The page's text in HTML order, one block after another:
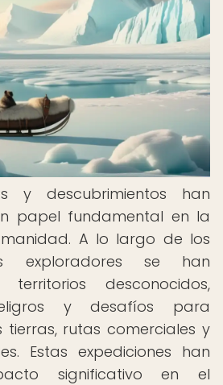
y descubrimientos han
papel fundamental en la
A lo largo de los
exploradores se han
desconocidos,
y desafíos para
tierras, rutas comerciales y
Estas expediciones han
significativo en el